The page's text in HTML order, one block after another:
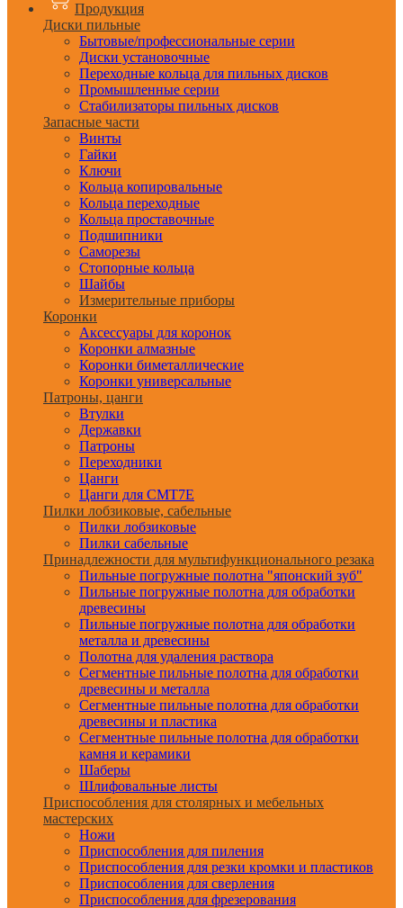
Продукция
Диски пильные
Бытовые/профессиональные серии
Диски установочные
Переходные кольца для пильных дисков
Промышленные серии
Стабилизаторы пильных дисков
Запасные части
Винты
Гайки
Ключи
Кольца копировальные
Кольца переходные
Кольца проставочные
Подшипники
Саморезы
Стопорные кольца
Шайбы
Измерительные приборы
Коронки
Аксессуары для коронок
Коронки алмазные
Коронки биметаллические
Коронки универсальные
Патроны, цанги
Втулки
Державки
Патроны
Переходники
Цанги
Цанги для CMT7E
Пилки лобзиковые, сабельные
Пилки лобзиковые
Пилки сабельные
Принадлежности для мультифункционального резака
Пильные погружные полотна "японский зуб"
Пильные погружные полотна для обработки
древесины
Пильные погружные полотна для обработки
металла и древесины
Полотна для удаления раствора
Сегментные пильные полотна для обработки
древесины и металла
Сегментные пильные полотна для обработки
древесины и пластика
Сегментные пильные полотна для обработки
камня и керамики
Шаберы
Шлифовальные листы
Приспособления для столярных и мебельных
мастерских
Ножи
Приспособления для пиления
Приспособления для резки кромки и пластиков
Приспособления для сверления
Приспособления для фрезерования